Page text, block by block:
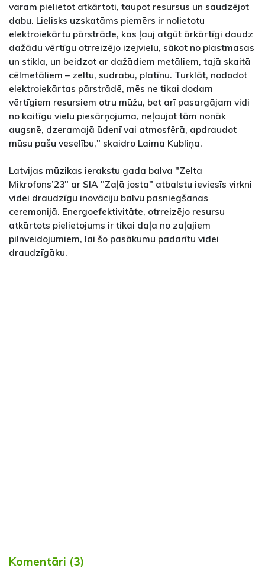
varam pielietot atkārtoti, taupot resursus un saudzējot
dabu. Lielisks uzskatāms piemērs ir nolietotu
elektroiekārtu pārstrāde, kas ļauj atgūt ārkārtīgi daudz
dažādu vērtīgu otrreizējo izejvielu, sākot no plastmasas
un stikla, un beidzot ar dažādiem metāliem, tajā skaitā
cēlmetāliem – zeltu, sudrabu, platīnu. Turklāt, nododot
elektroiekārtas pārstrādē, mēs ne tikai dodam
vērtīgiem resursiem otru mūžu, bet arī pasargājam vidi
no kaitīgu vielu piesārņojuma, neļaujot tām nonāk
augsnē, dzeramajā ūdenī vai atmosfērā, apdraudot
mūsu pašu veselību," skaidro Laima Kubliņa.
Latvijas mūzikas ierakstu gada balva "Zelta
Mikrofons’23" ar SIA "Zaļā josta" atbalstu ieviesīs virkni
videi draudzīgu inovāciju balvu pasniegšanas
ceremonijā. Energoefektivitāte, otrreizējo resursu
atkārtots pielietojums ir tikai daļa no zaļajiem
pilnveidojumiem, lai šo pasākumu padarītu videi
draudzīgāku.
Komentāri (3)